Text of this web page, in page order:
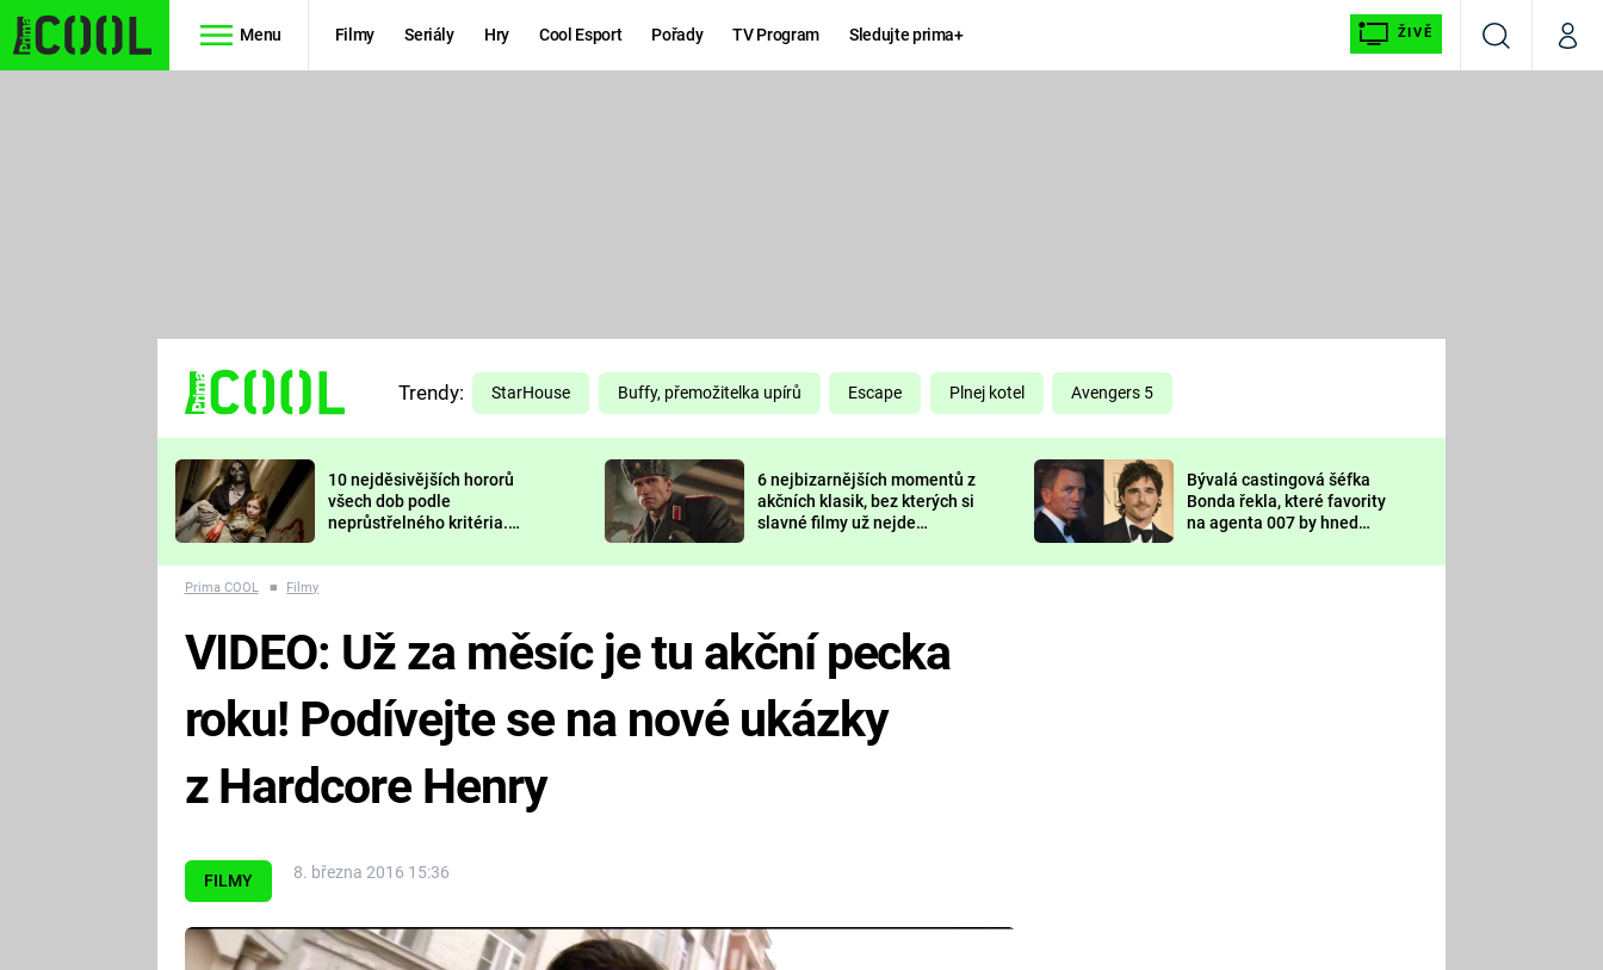
Menu Filmy Seriály Hry Cool Esport Pořady TV Program Sledujte prima+ ŽIVĚ
VyhledáváníMůj
TŘESKU
FUTURAMA
PREDÁTOR
DELIVERANCE
KOMEDIE
CHUCK
NORRIS
DEADPOOL
Prima LAJK
Sledujte nás
Trendy: StarHouse Buffy, přemožitelka upírů Escape Plnej kotel Avengers 5
10 nejděsivějších hororů
všech dob podle
neprůstřelného kritéria.
nejvíc zvednou tep?
6 nejbizarnějších momentů z
akčních klasik, bez kterých si
slavné filmy už nejde
Bývalá castingová šéfka
Bonda řekla, které favority
na agenta 007 by hned
Prima COOL ■ Filmy
FILMY 8. března 2016 15:36
VIDEO: Už za měsíc je tu akční pecka
roku! Podívejte se na nové ukázky
z Hardcore Henry